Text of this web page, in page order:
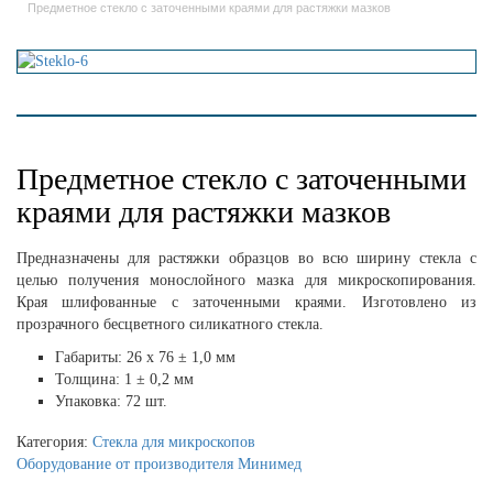
Предметное стекло с заточенными краями для растяжки мазков
Предметное стекло с заточенными
краями для растяжки мазков
Предназначены для растяжки образцов во всю ширину стекла с
целью получения монослойного мазка для микроскопирования.
Края шлифованные с заточенными краями. Изготовлено из
прозрачного бесцветного силикатного стекла.
Габариты: 26 х 76 ± 1,0 мм
Толщина: 1 ± 0,2 мм
Упаковка: 72 шт.
Категория: Стекла для микроскопов
Оборудование от производителя Минимед